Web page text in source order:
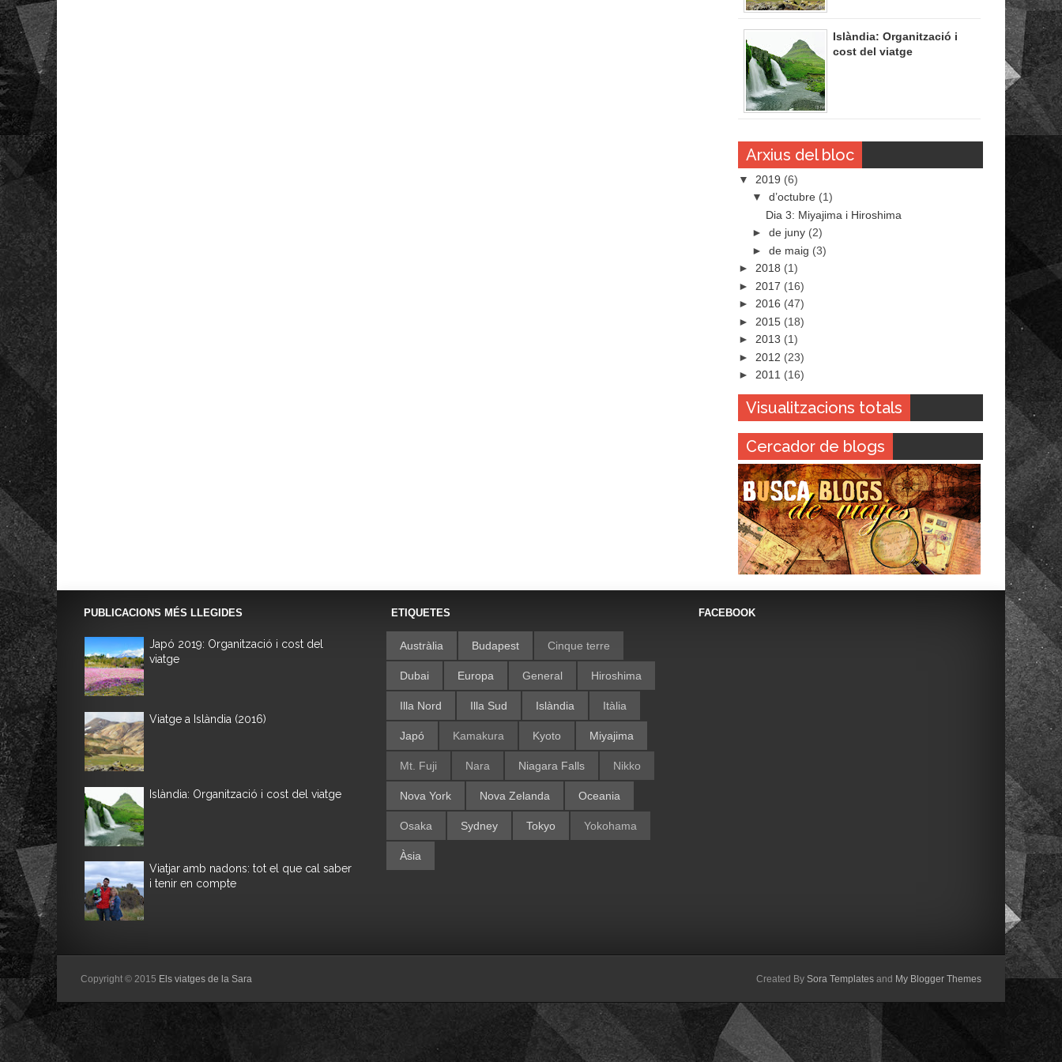
Islàndia: Organització i
cost del viatge
Arxius del bloc
▼ 2019 (6)
▼ d’octubre (1)
Dia 3: Miyajima i Hiroshima
► de juny (2)
► de maig (3)
► 2018 (1)
► 2017 (16)
► 2016 (47)
► 2015 (18)
► 2013 (1)
► 2012 (23)
► 2011 (16)
Visualitzacions totals
Cercador de blogs
PUBLICACIONS MÉS LLEGIDES
Japó 2019: Organització i cost del
viatge
Viatge a Islàndia (2016)
Islàndia: Organització i cost del viatge
Viatjar amb nadons: tot el que cal saber
i tenir en compte
ETIQUETES
Austràlia Budapest Cinque terre
Dubai Europa General Hiroshima
Illa Nord Illa Sud Islàndia Itàlia
Japó Kamakura Kyoto Miyajima
Mt. Fuji Nara Niagara Falls Nikko
Nova York Nova Zelanda Oceania
Osaka Sydney Tokyo Yokohama
Àsia
FACEBOOK
Copyright © 2015 Els viatges de la Sara Created By Sora Templates and My Blogger Themes